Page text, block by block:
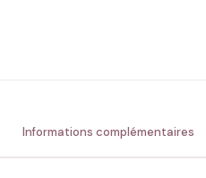
Informations complémentaires